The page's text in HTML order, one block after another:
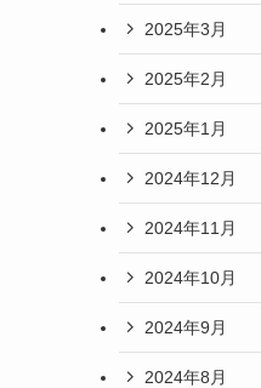
2025年3月
2025年2月
2025年1月
2024年12月
2024年11月
2024年10月
2024年9月
2024年8月